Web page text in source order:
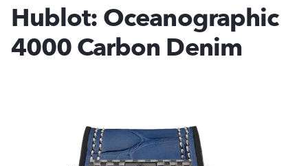
Hublot: Oceanographic
4000 Carbon Denim